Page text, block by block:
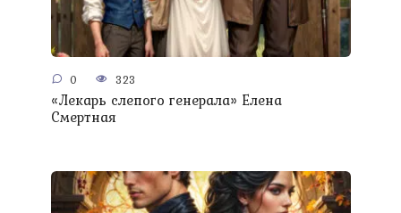
0 323
«Лекарь слепого генерала» Елена
Смертная